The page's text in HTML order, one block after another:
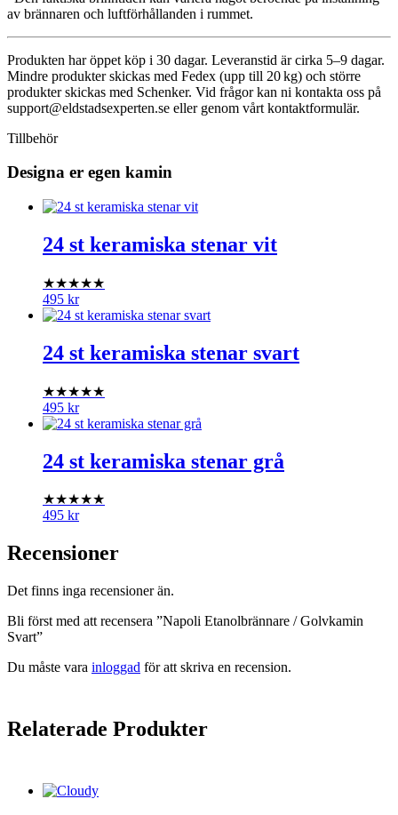
av brännaren och luftförhållanden i rummet.
Produkten har öppet köp i 30 dagar. Leveranstid är cirka 5–9 dagar.
Mindre produkter skickas med Fedex (upp till 20 kg) och större
produkter skickas med Schenker. Vid frågor kan ni kontakta oss på
support@eldstadsexperten.se eller genom vårt kontaktformulär.
Tillbehör
Designa er egen kamin
24 st keramiska stenar vit
★★★★★
495 kr
24 st keramiska stenar svart
★★★★★
495 kr
24 st keramiska stenar grå
★★★★★
495 kr
Recensioner
Det finns inga recensioner än.
Bli först med att recensera ”Napoli Etanolbrännare / Golvkamin
Svart”
Du måste vara inloggad för att skriva en recension.
Relaterade Produkter